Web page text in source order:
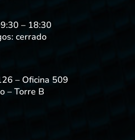
– 18:30
cerrado
– Oficina 509
– Torre B